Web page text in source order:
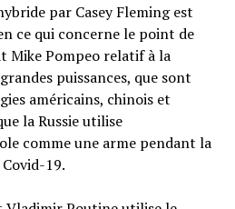
par Casey Fleming est
ce qui concerne le point de
Mike Pompeo relatif à la
puissances, que sont
américains, chinois et
la Russie utilise
comme une arme pendant la
19.